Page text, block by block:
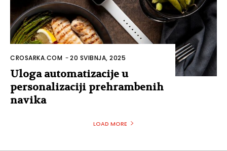
CROSARKA.COM -20 SVIBNJA, 2025
Uloga automatizacije u
personalizaciji prehrambenih
navika
LOAD MORE